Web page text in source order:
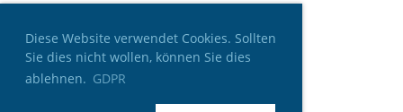
Diese Website verwendet Cookies. Sollten
Sie dies nicht wollen, können Sie dies
ablehnen. GDPR